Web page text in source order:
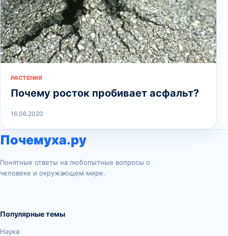
РАСТЕНИЯ
Почему росток пробивает асфальт?
16.06.2020
Почемуха.ру
Понятные ответы на любопытные вопросы о
человеке и окружающем мире.
Популярные темы
Наука